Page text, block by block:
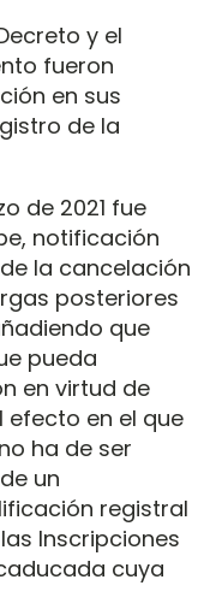
y el
fueron
en sus
de la
de 2021 fue
notificación
la cancelación
posteriores
que
pueda
en virtud de
efecto en el que
ha de ser
un
registral
Inscripciones
cuya